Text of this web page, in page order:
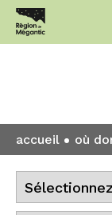
accueil où